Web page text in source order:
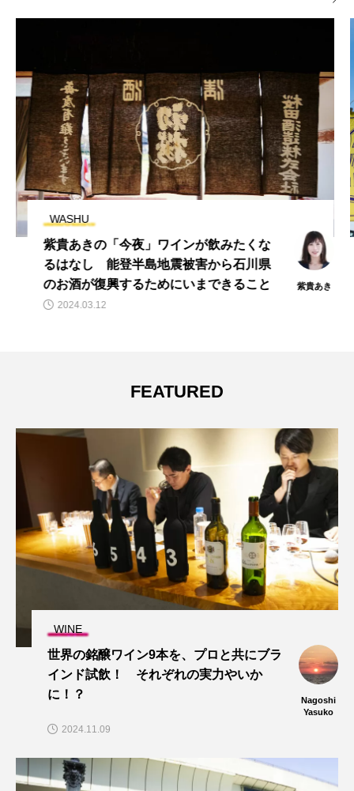
WINE
6月27日12時販売開始！「JALで行く 余
市ラフェト2023」がとてもオトクなワ
ケ！
whynote
FEATURED
WINE
世界の銘醸ワイン9本を、プロと共にブラ
インド試飲！ それぞれの実力やいか
に！？
Nagoshi
Yasuko
2024.11.09